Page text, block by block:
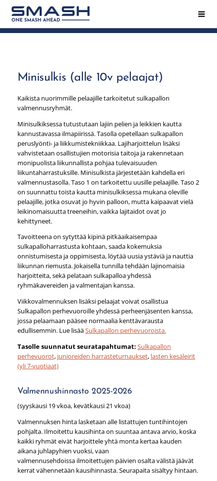
Siirry
sivun
sisältöön
Smash ry - Suomen suurin mailapeliseura
Minisulkis (alle 10v pelaajat)
Kaikista nuorimmille pelaajille tarkoitetut sulkapallon
valmennusryhmät.
Minisulkiksessa tutustutaan lajiin pelien ja leikkien kautta
kannustavassa ilmapiirissä. Tasolla opetellaan sulkapallon
peruslyönti- ja liikkumistekniikkaa. Lajiharjoittelun lisäksi
vahvistetaan osallistujien motorisia taitoja ja rakennetaan
monipuolista liikunnallista pohjaa tulevaisuuden
liikuntaharrastuksille. Minisulkista järjestetään kahdella eri
valmennustasolla. Taso 1 on tarkoitettu uusille pelaajille. Taso 2
on suunnattu toista kautta minisulkiksessa mukana oleville
pelaajille, jotka osuvat jo hyvin palloon, mutta kaipaavat vielä
leikinomaisuutta treeneihin, vaikka lajitaidot ovat jo
kehittyneet.
Tavoitteena on sytyttää kipinä pitkäaikaisempaa
sulkapalloharrastusta kohtaan, saada kokemuksia
onnistumisesta ja oppimisesta, löytää uusia ystäviä ja nauttia
liikunnan riemusta. Jokaisella tunnilla tehdään lajinomaisia
harjoitteita, sekä pelataan sulkapalloa yhdessä
ryhmäkavereiden ja valmentajan kanssa.
Viikkovalmennuksen lisäksi pelaajat voivat osallistua
Sulkapallon perhevuoroille yhdessä perheenjäsenten kanssa,
jossa pelaamaan pääsee normaalia kenttävarausta
edullisemmin. Lue lisääSulkapallon perhevuoroista.
Tasolle suunnatut seuratapahtumat: Sulkapallon
perhevuorot, junioreiden harrasteturnaukset, lasten kesäleirit
(yli 7-vuotiaat)
Valmennushinnasto 2025-2026
(syyskausi 19 vkoa, kevätkausi 21 vkoa)
Valmennuksen hinta lasketaan alle listattujen tuntihintojen
pohjalta. Ilmoitettu kausihinta on suuntaa antava arvio, koska
kaikki ryhmät eivät harjoittele yhtä monta kertaa kauden
aikana juhlapyhien vuoksi, vaan
valmennusehdoissa ilmoitettujen päivien osalta välistä jäävät
kerrat vähennetään kausihinnasta. Seurapaita sisältyy hintaan.